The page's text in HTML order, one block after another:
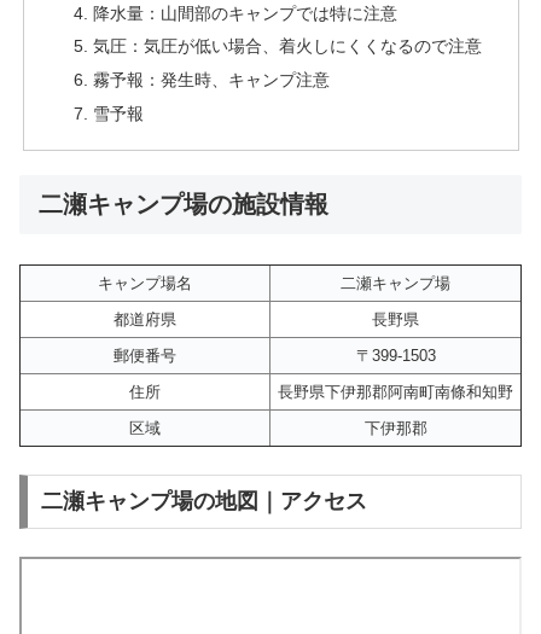
降水量：山間部のキャンプでは特に注意
気圧：気圧が低い場合、着火しにくくなるので注意
霧予報：発生時、キャンプ注意
雪予報
二瀬キャンプ場の施設情報
キャンプ場名
二瀬キャンプ場
都道府県
長野県
郵便番号
〒399-1503
住所
長野県下伊那郡阿南町南條和知野
区域
下伊那郡
二瀬キャンプ場の地図｜アクセス